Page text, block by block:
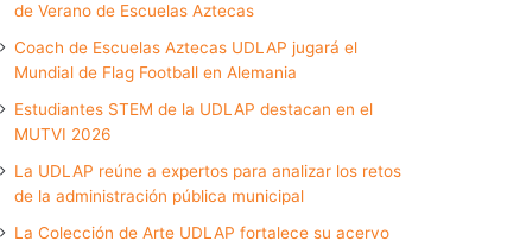
de Verano de Escuelas Aztecas
Coach de Escuelas Aztecas UDLAP jugará el
Mundial de Flag Football en Alemania
Estudiantes STEM de la UDLAP destacan en el
MUTVI 2026
La UDLAP reúne a expertos para analizar los retos
de la administración pública municipal
La Colección de Arte UDLAP fortalece su acervo